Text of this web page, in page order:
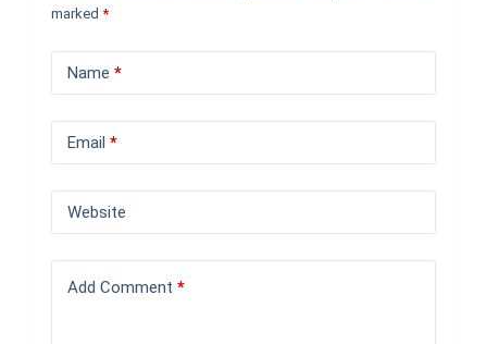
marked *
Name *
Email *
Website
Add Comment *